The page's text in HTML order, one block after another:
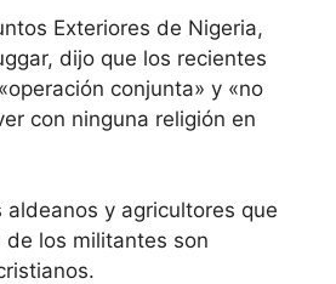
Exteriores de Nigeria,
dijo que los recientes
conjunta» y «no
con ninguna religión en
aldeanos y agricultores que
los militantes son